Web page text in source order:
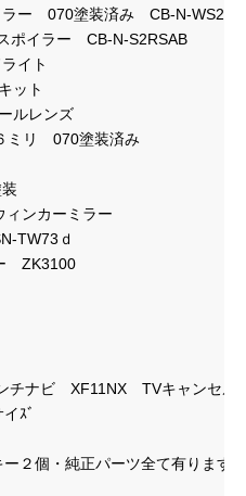
ー　070塗装済み　CB-N-
ポイラー　CB-N-S2RSAB
イト
ット
ルレンズ
ミリ　070塗装済み
ィンカーミラー
TW73ｄ
　ZK3100
チナビ　XF11NX　TVキャンセル
ｽﾞ